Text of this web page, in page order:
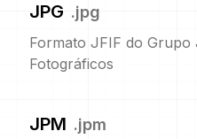
JPG .jpg
Formato JFIF do Grupo
Fotográficos
JPM .jpm